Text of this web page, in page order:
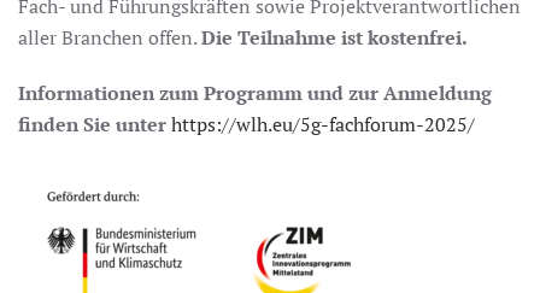
Fach- und Führungskräften sowie Projektverantwortlichen
aller Branchen offen.Die Teilnahme ist kostenfrei.
Informationen zum Programm und zur Anmeldung
finden Sie unterhttps://wlh.eu/5g-fachforum-2025/